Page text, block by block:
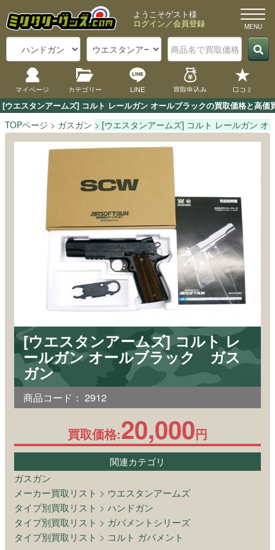
[ウエスタンアームズ] コルト レールガン オールブラックの買取価格と高
ようこそゲスト様
ログイン／会員登録
マイページ カテゴリー LINE 買取申込み 口コミ
TOPページ ガスガン [ウエスタンアームズ] コルト レールガン オ
[ウエスタンアームズ] コルト レ
ールガン オールブラック ガス
ガン
商品コード： 2912
買取価格:20,000円
関連カテゴリ
ガスガン
メーカー買取リスト > ウエスタンアームズ
タイプ別買取リスト > ハンドガン
タイプ別買取リスト > ガバメントシリーズ
タイプ別買取リスト > コルト ガバメント